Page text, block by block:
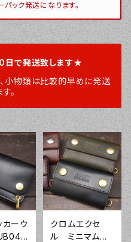
ック発送になります。
で発送致します★
小物類は比較的早めに発送
。
カーウ
クロムエクセ
ル ミニマムウ